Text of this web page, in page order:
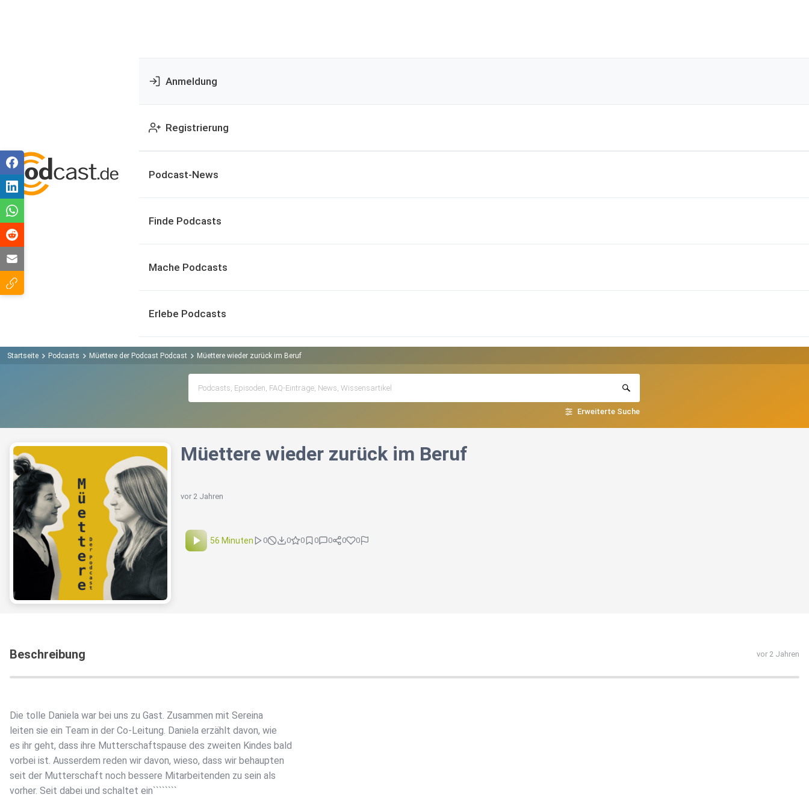
Anmeldung
Registrierung
Podcast-News
Finde Podcasts
Mache Podcasts
Erlebe Podcasts
Startseite Podcasts Müettere der Podcast Podcast Müettere wieder zurück im Beruf
Erweiterte Suche
Müettere wieder zurück im Beruf
vor 2 Jahren
56 Minuten 0 0 0 0 0 0 0
Beschreibung vor 2 Jahren
Die tolle Daniela war bei uns zu Gast. Zusammen mit Sereina
leiten sie ein Team in der Co-Leitung. Daniela erzählt davon, wie
es ihr geht, dass ihre Mutterschaftspause des zweiten Kindes bald
vorbei ist. Ausserdem reden wir davon, wieso, dass wir behaupten
seit der Mutterschaft noch bessere Mitarbeitenden zu sein als
vorher. Seit dabei und schaltet ein````````